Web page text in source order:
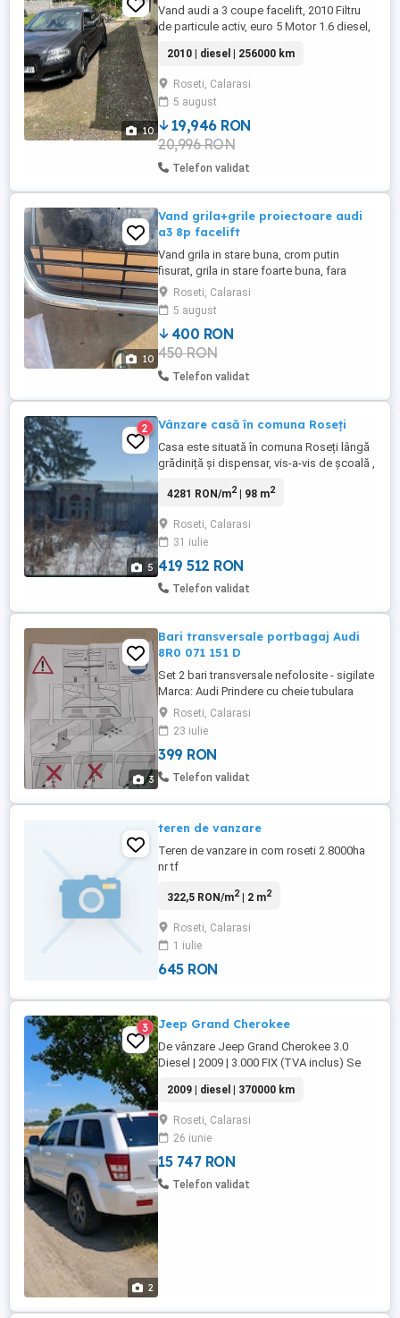
10
Vand audi a 3 coupe facelift, 2010 Filtru
de particule activ, euro 5 Motor 1.6 diesel,
250000, masina in prezent are 256000.
Interior Audi Exclusive, piele, foarte bine
intretinut. Incalzire in scaune Navigatie
android Exterior s line Grila fagure noua
Grile proiectoare ...
2010 | diesel | 256000 km
Roseti, Calarasi
5 august
19,946 RON
20,996 RON
Telefon validat
10
Vand grila+grile proiectoare audi
a3 8p facelift
Vand grila in stare buna, crom putin
fisurat, grila in stare foarte buna, fara
prinderi rupte. Grila este pentru audi a3 8p
facelift 2008-2012 OEM. La pachet primiti
si grilele proiectoare oem in stare foarte
buna. Pret negociabil.
Roseti, Calarasi
5 august
400 RON
450 RON
Telefon validat
5
2 Vânzare casă în comuna Roseți
Casa este situată în comuna Roseți lângă
grădiniță și dispensar, vis-a-vis de școală ,
Este construită din cărămidă. A fost casă
conac. Mai sunt două anexe și un beci
construite tot din cărămidă . Suprafața
construită ...
4281 RON/m2| 98 m2
Roseti, Calarasi
31 iulie
419 512 RON
Telefon validat
3
Bari transversale portbagaj Audi
8R0 071 151 D
Set 2 bari transversale nefolosite - sigilate
Marca: Audi Prindere cu cheie tubulara
unica, inclusa in kit. Se potrivesc cu orice
model Audi care are acele 2,3 orificii pe
barile laterale (instructiuni atasate) Noi ne
montate doar pline de praf. Livrare prin
curier cost aparte.
Roseti, Calarasi
23 iulie
399 RON
Telefon validat
teren de vanzare
Teren de vanzare in com roseti 2.8000ha
nr tf
322,5 RON/m2| 2 m2
Roseti, Calarasi
1 iulie
645 RON
2
3 Jeep Grand Cherokee
De vânzare Jeep Grand Cherokee 3.0
Diesel | 2009 | 3.000 FIX (TVA inclus) Se
Cherokee, an de fabricație 2009, echipat
cu motorul 3.0 Diesel, un SUV robust și
confortabil, potrivit atât pentru utilizarea
de zi cu zi, cât și pentru drumuri dificile.
Detalii: An ...
2009 | diesel | 370000 km
Roseti, Calarasi
26 iunie
15 747 RON
Telefon validat